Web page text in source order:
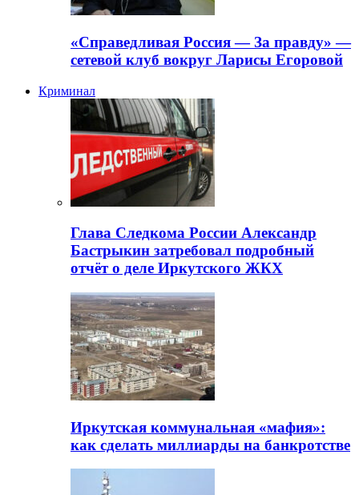
«Справедливая Россия — За правду» —
сетевой клуб вокруг Ларисы Егоровой
Криминал
Глава Следкома России Александр
Бастрыкин затребовал подробный
отчёт о деле Иркутского ЖКХ
Иркутская коммунальная «мафия»:
как сделать миллиарды на банкротстве